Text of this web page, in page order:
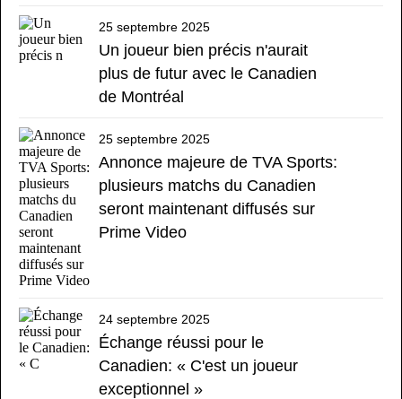
25 septembre 2025
Un joueur bien précis n'aurait
plus de futur avec le Canadien
de Montréal
25 septembre 2025
Annonce majeure de TVA Sports:
plusieurs matchs du Canadien
seront maintenant diffusés sur
Prime Video
24 septembre 2025
Échange réussi pour le
Canadien: « C'est un joueur
exceptionnel »